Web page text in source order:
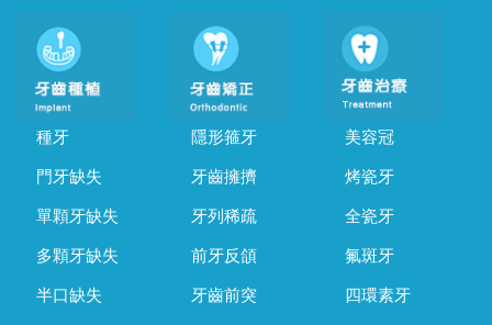
種牙
門牙缺失
單顆牙缺失
多顆牙缺失
半口缺失
隱形箍牙
牙齒擁擠
牙列稀疏
前牙反頜
牙齒前突
美容冠
烤瓷牙
全瓷牙
氟斑牙
四環素牙